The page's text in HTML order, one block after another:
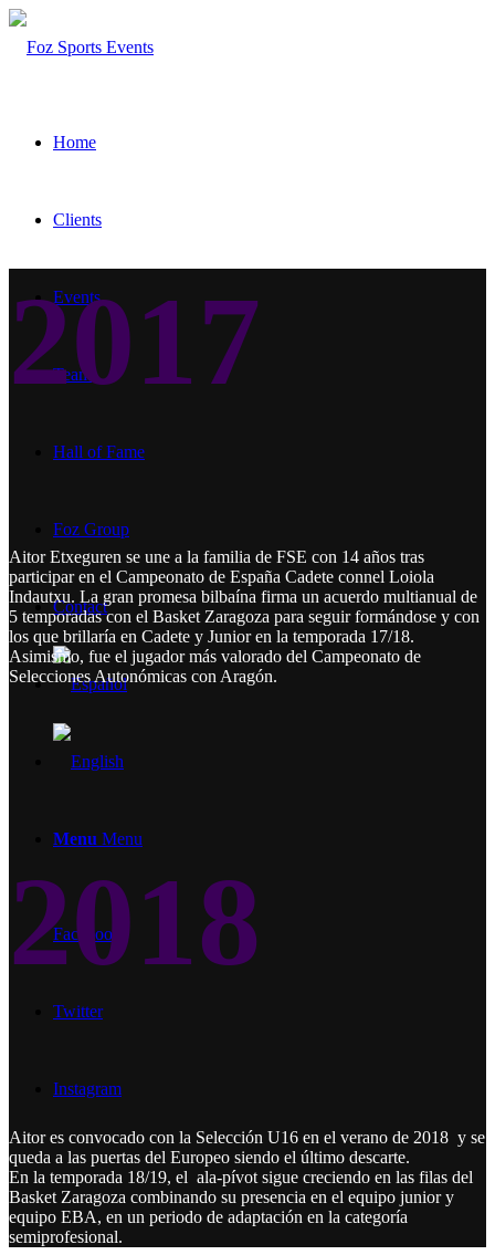
Home
Clients
Events
Team
Hall of Fame
Foz Group
Contact
Menu Menu
Facebook
Twitter
Instagram
2017
Aitor Etxeguren se une a la familia de FSE con 14 años tras
participar en el Campeonato de España Cadete connel Loiola
Indautxu. La gran promesa bilbaína firma un acuerdo multianual de
5 temporadas con el Basket Zaragoza para seguir formándose y con
los que brillaría en Cadete y Junior en la temporada 17/18.
Asimismo, fue el jugador más valorado del Campeonato de
Selecciones Autonómicas con Aragón.
2018
Aitor es convocado con la Selección U16 en el verano de 2018 y se
queda a las puertas del Europeo siendo el último descarte.
En la temporada 18/19, el ala-pívot sigue creciendo en las filas del
Basket Zaragoza combinando su presencia en el equipo junior y
equipo EBA, en un periodo de adaptación en la categoría
semiprofesional.